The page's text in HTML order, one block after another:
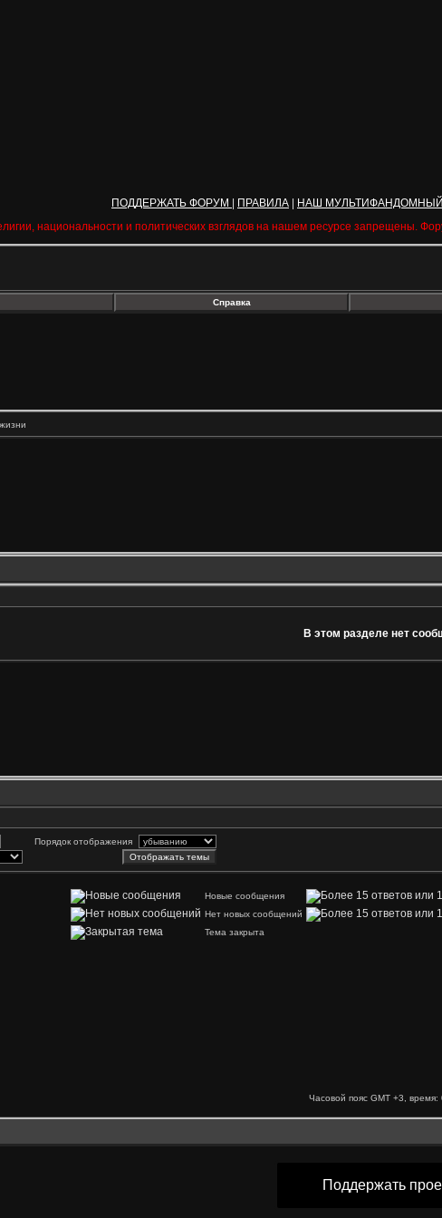
ПОДДЕРЖАТЬ ФОРУМ ПРАВИЛА
НАШ
национальности и политических взглядов на нашем ресурсе запрещены.
Справка
В этом разделе нет
Порядок отображения
Новые сообщения
Нет новых сообщений
Тема закрыта
Часовой пояс GMT +3, время:
Поддержать